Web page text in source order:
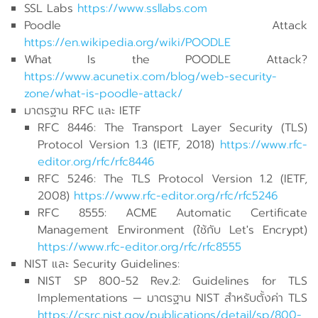
SSL Labs https://www.ssllabs.com
Poodle Attack
https://en.wikipedia.org/wiki/POODLE
What Is the POODLE Attack?
https://www.acunetix.com/blog/web-security-
zone/what-is-poodle-attack/
มาตรฐาน RFC และ IETF
RFC 8446: The Transport Layer Security (TLS)
Protocol Version 1.3 (IETF, 2018) https://www.rfc-
editor.org/rfc/rfc8446
RFC 5246: The TLS Protocol Version 1.2 (IETF,
2008) https://www.rfc-editor.org/rfc/rfc5246
RFC 8555: ACME Automatic Certificate
Management Environment (ใช้กับ Let's Encrypt)
https://www.rfc-editor.org/rfc/rfc8555
NIST และ Security Guidelines:
NIST SP 800-52 Rev.2: Guidelines for TLS
Implementations — มาตรฐาน NIST สำหรับตั้งค่า TLS